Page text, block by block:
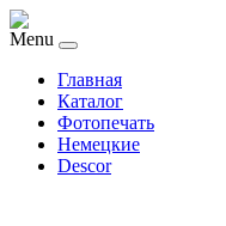
Menu
Главная
Каталог
Фотопечать
Немецкие
Descor